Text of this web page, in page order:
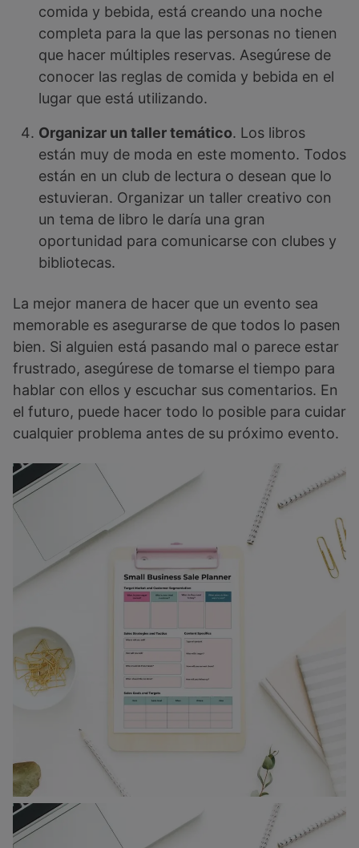
comida y bebida, está creando una noche
completa para la que las personas no tienen
que hacer múltiples reservas. Asegúrese de
conocer las reglas de comida y bebida en el
lugar que está utilizando.
Organizar un taller temático. Los libros
están muy de moda en este momento. Todos
están en un club de lectura o desean que lo
estuvieran. Organizar un taller creativo con
un tema de libro le daría una gran
oportunidad para comunicarse con clubes y
bibliotecas.
La mejor manera de hacer que un evento sea
memorable es asegurarse de que todos lo pasen
bien. Si alguien está pasando mal o parece estar
frustrado, asegúrese de tomarse el tiempo para
hablar con ellos y escuchar sus comentarios. En
el futuro, puede hacer todo lo posible para cuidar
cualquier problema antes de su próximo evento.